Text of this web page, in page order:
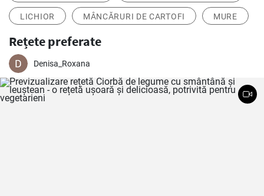
LICHIOR MÂNCĂRURI DE CARTOFI MURE
Rețete preferate
Denisa_Roxana